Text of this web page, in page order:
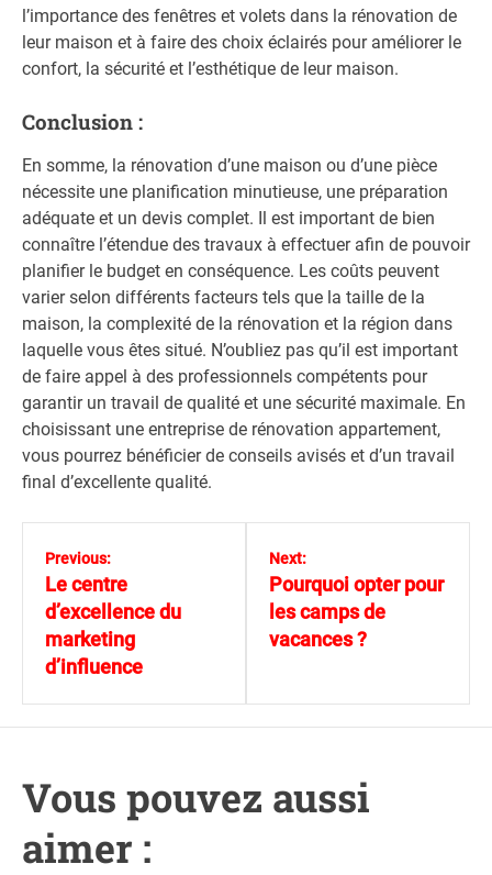
l’importance des fenêtres et volets dans la rénovation de
leur maison et à faire des choix éclairés pour améliorer le
confort, la sécurité et l’esthétique de leur maison.
Conclusion :
En somme, la rénovation d’une maison ou d’une pièce
nécessite une planification minutieuse, une préparation
adéquate et un devis complet. Il est important de bien
connaître l’étendue des travaux à effectuer afin de pouvoir
planifier le budget en conséquence. Les coûts peuvent
varier selon différents facteurs tels que la taille de la
maison, la complexité de la rénovation et la région dans
laquelle vous êtes situé. N’oubliez pas qu’il est important
de faire appel à des professionnels compétents pour
garantir un travail de qualité et une sécurité maximale. En
choisissant une entreprise de rénovation appartement,
vous pourrez bénéficier de conseils avisés et d’un travail
final d’excellente qualité.
N
i
d
e
l
Previous:
Le centre
d’excellence du
marketing
d’influence
Next:
Pourquoi opter pour
les camps de
vacances ?
Vous pouvez aussi
aimer :